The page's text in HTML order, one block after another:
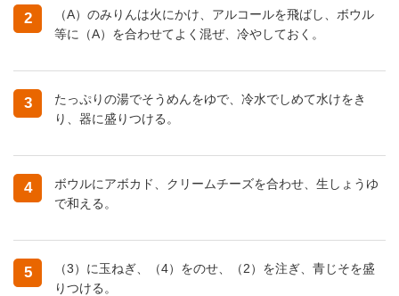
2
（A）のみりんは火にかけ、アルコールを飛ばし、ボウル
等に（A）を合わせてよく混ぜ、冷やしておく。
3
たっぷりの湯でそうめんをゆで、冷水でしめて水けをき
り、器に盛りつける。
4
ボウルにアボカド、クリームチーズを合わせ、生しょうゆ
で和える。
5
（3）に玉ねぎ、（4）をのせ、（2）を注ぎ、青じそを盛
りつける。